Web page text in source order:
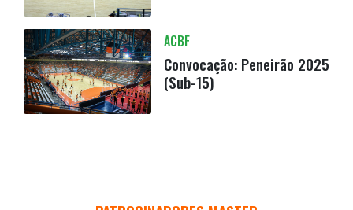
ACBF
Convocação: Peneirão 2025
(Sub-15)